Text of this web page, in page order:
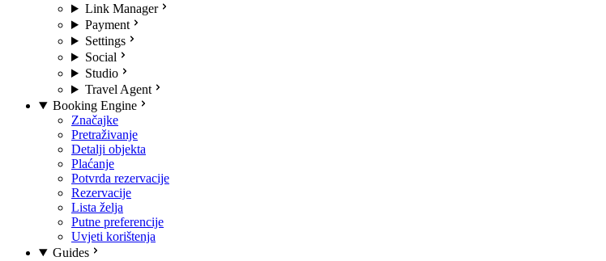
Link Manager
Payment
Settings
Social
Studio
Travel Agent
Booking Engine
Značajke
Pretraživanje
Detalji objekta
Plaćanje
Potvrda rezervacije
Rezervacije
Lista želja
Putne preferencije
Uvjeti korištenja
Guides